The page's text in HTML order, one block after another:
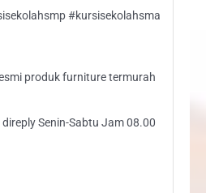
#kursisekolahsma
produk furniture termurah
Senin-Sabtu Jam 08.00